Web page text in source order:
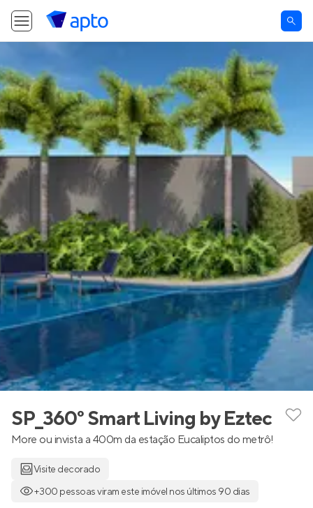
SP_360° Smart Living by Eztec
More ou invista a 400m da estação Eucaliptos do metrô!
+300 pessoas viram este imóvel nos últimos 90 dias
Visite decorado